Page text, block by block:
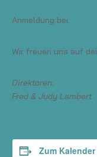
Anmeldung bei:
Wir freuen uns auf
Direktoren:
Fred & Judy Lambert
Zum